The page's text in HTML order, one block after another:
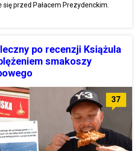
przed Pałacem Prezydenckim.
po recenzji Książula
smakoszy
37